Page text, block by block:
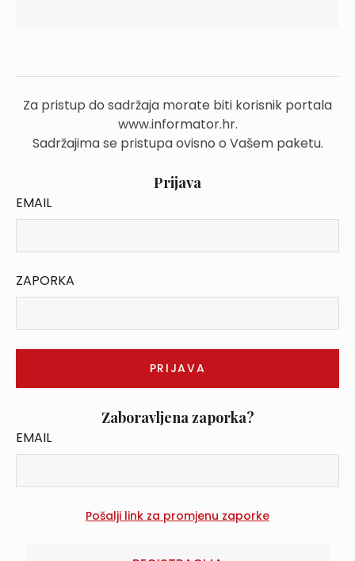
Za pristup do sadržaja morate biti korisnik portala
www.informator.hr.
Sadržajima se pristupa ovisno o Vašem paketu.
Prijava
EMAIL
ZAPORKA
Zaboravljena zaporka?
EMAIL